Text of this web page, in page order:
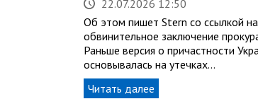
22.07.2026 12:50
Об этом пишет Stern со ссылкой на
обвинительное заключение
Раньше версия о причастности
основывалась на утечках…
Читать далее